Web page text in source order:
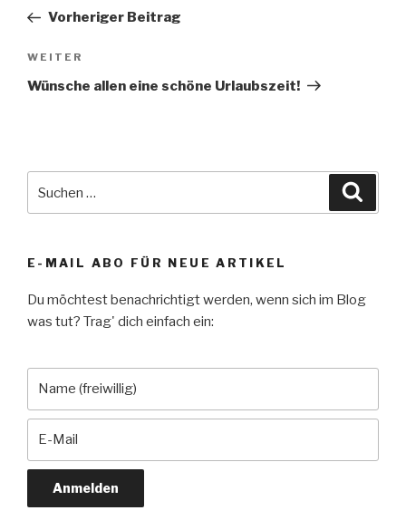
Beitrag
Vorheriger Beitrag
Nächster
Beitrag
WEITER
Wünsche allen eine schöne Urlaubszeit!
nach:
E-MAIL ABO FÜR NEUE ARTIKEL
Du möchtest benachrichtigt werden, wenn sich im Blog
was tut? Trag' dich einfach ein: